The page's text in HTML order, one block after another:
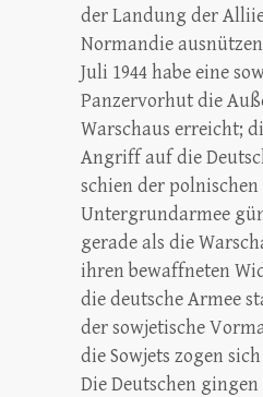
der Landung der
Normandie
Juli 1944 habe eine
Panzervorhut die
Warschaus erreicht;
Angriff auf die
schien der polnischen
Untergrundarmee
gerade als die
ihren bewaffneten
die deutsche Armee
der sowjetische
die Sowjets zogen
Die Deutschen